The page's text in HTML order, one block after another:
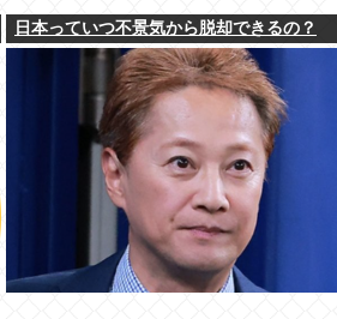
日本っていつ不景気から脱却できるの？